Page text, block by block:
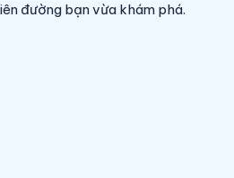
đường bạn vừa khám phá.